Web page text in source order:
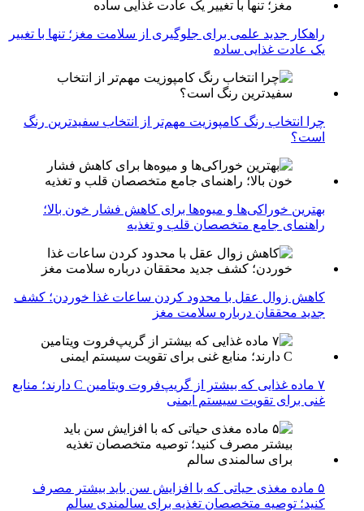
راهکار جدید علمی برای جلوگیری از سلامت مغز؛ تنها با تغییر
یک عادت غذایی ساده
چرا انتخاب رنگ کامپوزیت مهم‌تر از انتخاب سفیدترین رنگ
است؟
بهترین خوراکی‌ها و میوه‌ها برای کاهش فشار خون بالا؛
راهنمای جامع متخصصان قلب و تغذیه
کاهش زوال عقل با محدود کردن ساعات غذا خوردن؛ کشف
جدید محققان درباره سلامت مغز
۷ ماده غذایی که بیشتر از گریپ‌فروت ویتامین C دارند؛ منابع
غنی برای تقویت سیستم ایمنی
۵ ماده مغذی حیاتی که با افزایش سن باید بیشتر مصرف
کنید؛ توصیه متخصصان تغذیه برای سالمندی سالم